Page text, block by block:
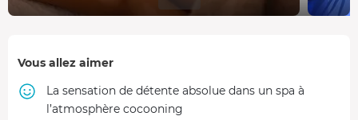
Vous allez aimer
La sensation de détente absolue dans un spa à
l’atmosphère cocooning